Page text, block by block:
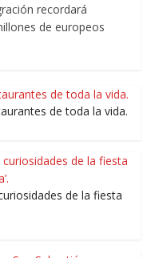
recordará
de europeos
de toda la vida.
de la fiesta